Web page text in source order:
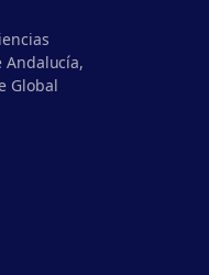
Andalucía,
Global